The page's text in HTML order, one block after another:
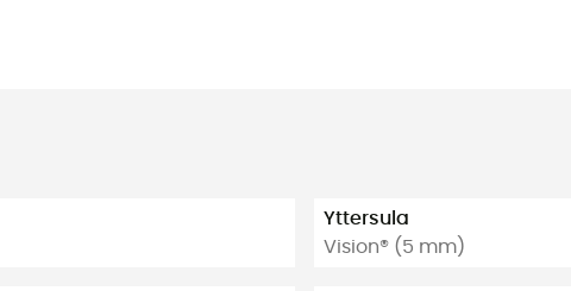
Yttersula
Vision® (5 mm)